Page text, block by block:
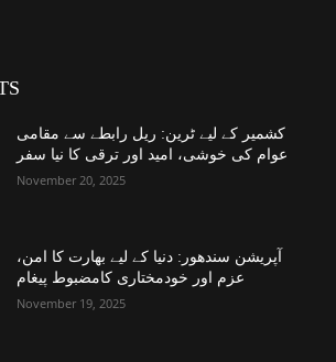
کشمیر کے لیے ٹرین: ریل رابطے سے مقامی
عوام کی خوشی، امید اور ترقی کا نیا سفر
November 20, 2025
آپریشن سندھور: دنیا کے لیے بھارت کا امن،
عزم اور خودمختاری کامضبوط پیغام
November 19, 2025